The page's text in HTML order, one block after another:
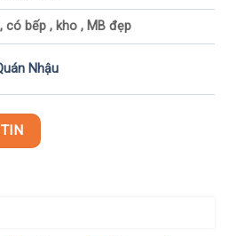
có bếp , kho , MB đẹp
Nhậu